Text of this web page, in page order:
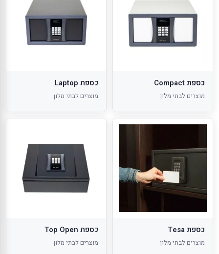
כספת Compact
מוצרים לבתי מלון
כספת Laptop
מוצרים לבתי מלון
כספת Tesa
מוצרים לבתי מלון
כספת Top Open
מוצרים לבתי מלון